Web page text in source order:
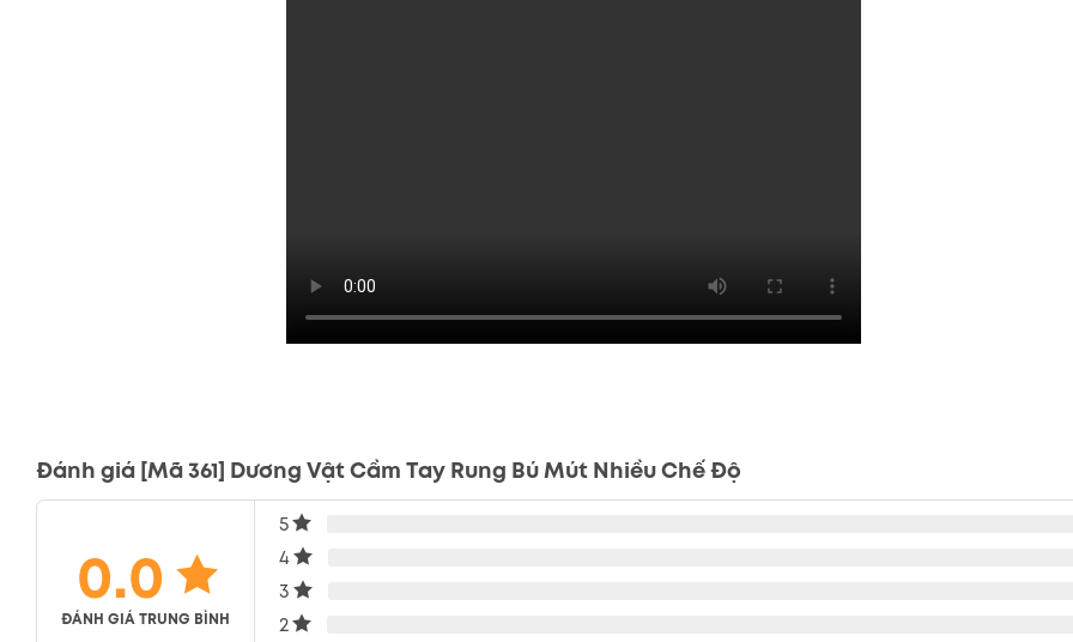
Đánh giá [Mã 361] Dương Vật Cầm Tay Rung Bú Mút Nhiều Chế Độ
0.0
ĐÁNH GIÁ TRUNG BÌNH
5
4
3
2